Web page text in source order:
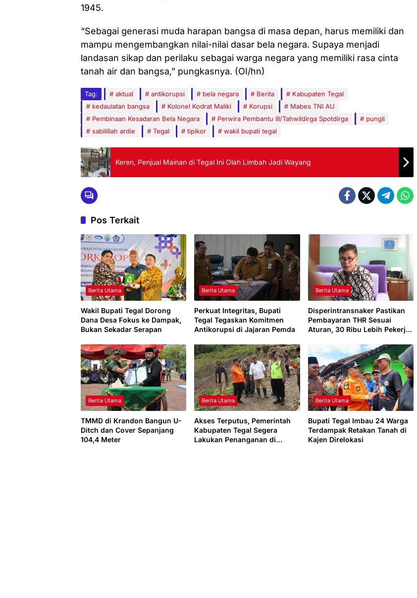
1945.
“Sebagai generasi muda harapan bangsa di masa depan, harus memiliki dan
mampu mengembangkan nilai-nilai dasar bela negara. Supaya menjadi
landasan sikap dan perilaku sebagai warga negara yang memiliki rasa cinta
tanah air dan bangsa,” pungkasnya. (OI/hn)
Tag: aktual antikorupsi bela negara Berita
Kabupaten Tegal
kedaulatan bangsa
Kolonel Kodrat Maliki Korupsi
Mabes TNI AU
Pembinaan Kesadaran Bela Negara
Perwira Pembantu III/Tahwildirga Spotdirga
pungli
sabilillah ardie
Tegal tipikor wakil bupati tegal
Keren, Penjual Mainan di Tegal Ini Olah Limbah Jadi Wayang
Pos Terkait
Berita Utama
Wakil Bupati Tegal Dorong
Dana Desa Fokus ke Dampak,
Bukan Sekadar Serapan
Berita Utama
Perkuat Integritas, Bupati
Tegal Tegaskan Komitmen
Antikorupsi di Jajaran Pemda
Berita Utama
Disperintransnaker Pastikan
Pembayaran THR Sesuai
Aturan, 30 Ribu Lebih Pekerja
Menerima
Berita Utama
TMMD di Krandon Bangun U-
Ditch dan Cover Sepanjang
104,4 Meter
Berita Utama
Akses Terputus, Pemerintah
Kabupaten Tegal Segera
Lakukan Penanganan di
Berita Utama
Bupati Tegal Imbau 24 Warga
Terdampak Retakan Tanah di
Kajen Direlokasi